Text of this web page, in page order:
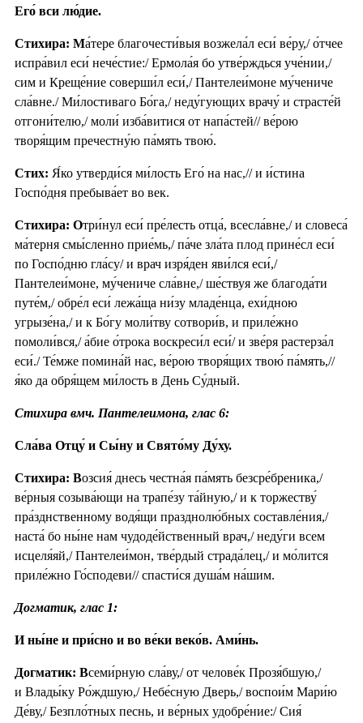
Его́ вси лю́дие.
Стихира: Ма́тере благочести́выя возжела́л еси́ ве́ру,/ о́тчее
испра́вил еси́ нече́стие:/ Ермола́я бо утве́рждься уче́нии,/
сим и Креще́ние соверши́л еси́,/ Пантелеи́моне му́чениче
сла́вне./ Ми́лостиваго Бо́га,/ неду́гующих врачу́ и страсте́й
отгони́телю,/ моли́ изба́витися от напа́стей// ве́рою
творя́щим пречестну́ю па́мять твою́.
Стих: Я́ко утверди́ся ми́лость Его́ на нас,// и и́стина
Госпо́дня пребыва́ет во век.
Стихира: Отри́нул еси́ пре́лесть отца́, всесла́вне,/ и словеса́
ма́терня смы́сленно прие́мь,/ па́че зла́та плод прине́сл еси́
по Госпо́дню гла́су/ и врач изря́ден яви́лся еси́,/
Пантелеи́моне, му́чениче сла́вне,/ ше́ствуя же благода́ти
путе́м,/ обре́л еси́ лежа́ща ни́зу младе́нца, ехи́дною
угрызе́на,/ и к Бо́гу моли́тву сотвори́в, и приле́жно
помоли́вся,/ а́бие о́трока воскреси́л еси́/ и зве́ря растерза́л
еси́./ Те́мже помина́й нас, ве́рою творя́щих твою́ па́мять,//
я́ко да обря́щем ми́лость в День Су́дный.
Стихира вмч. Пантелеимона, глас 6:
Сла́ва Отцу́ и Сы́ну и Свято́му Ду́ху.
Стихира: Возсия́ днесь честна́я па́мять безсре́бреника,/
ве́рныя созыва́ющи на трапе́зу та́йную,/ и к торжеству́
пра́зднственному водя́щи празднолю́бных составле́ния,/
наста́ бо ны́не нам чудоде́йственный врач,/ неду́ги всем
исцеля́яй,/ Пантелеи́мон, тве́рдый страда́лец,/ и мо́лится
приле́жно Го́сподеви// спасти́ся душа́м на́шим.
Догматик, глас 1:
И ны́не и при́сно и во ве́ки веко́в. Ами́нь.
Догматик: Всеми́рную сла́ву,/ от челове́к Прозя́бшую,/
и Влады́ку Ро́ждшую,/ Небе́сную Дверь,/ воспои́м Мари́ю
Де́ву,/ Безпло́тных песнь, и ве́рных удобре́ние:/ Сия́